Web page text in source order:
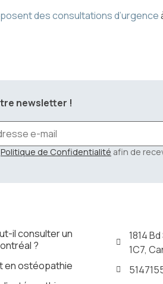
des consultations d’urgence
newsletter !
Politique de Confidentialité afin de
il consulter un
?
en ostéopathie
1814
1C7,